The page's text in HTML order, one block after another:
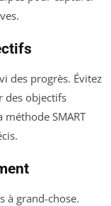
des progrès. Évitez
des objectifs
SMART
à grand-chose.